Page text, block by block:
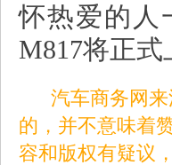
怀热爱的人
M817将正式
汽车商务网来
的，并不意味着
容和版权有疑议